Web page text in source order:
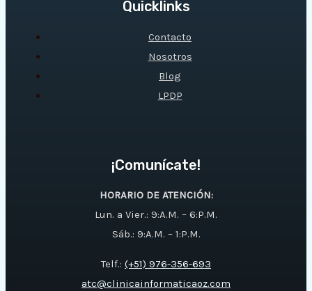
Quicklinks
Contacto
Nosotros
Blog
LPDP
¡Comunícate!
HORARIO DE ATENCIÓN:
Lun. a Vier.: 9:A.M. – 6:P.M.
Sáb.: 9:A.M. – 1:P.M.
Telf.: (+51) 976-356-693
atc@clinicainformaticaoz.com